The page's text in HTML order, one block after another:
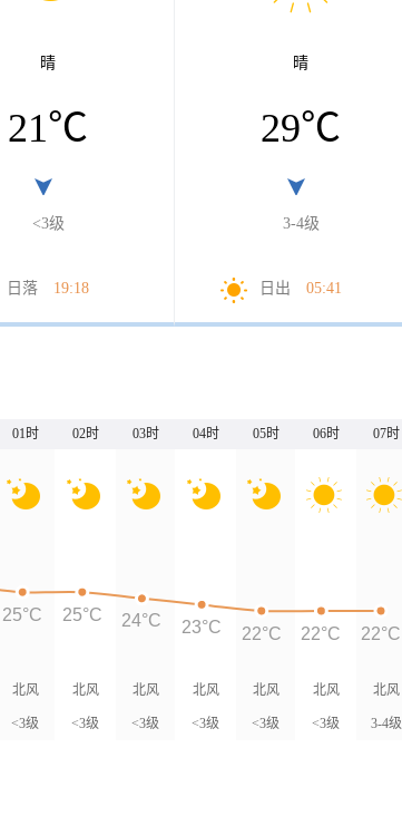
晴
21℃
<3级
日落 19:18
晴
29℃
3-4级
日出 05:41
01时 02时 03时 04时 05时 06时 07时
北风
<3级
北风
<3级
北风
<3级
北风
<3级
北风
<3级
北风
<3级
北风
3-4级
25°C 25°C 24°C 23°C 22°C 22°C 22°C